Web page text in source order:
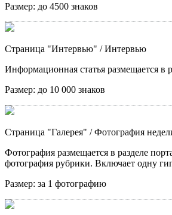
Размер: до 4500 знаков
Страница "Интервью" / Интервью
Информационная статья размещается в
Размер: до 10 000 знаков
Страница "Галерея" / Фотография
Фотография размещается в разделе
фотография рубрики. Включает одну
Размер: за 1 фотографию